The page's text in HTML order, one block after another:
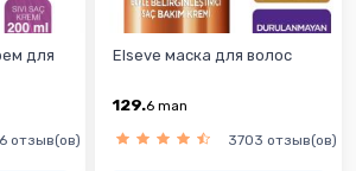
для
отзыв(ов)
Elseve маска для волос
129.6 man
3703 отзыв(ов)